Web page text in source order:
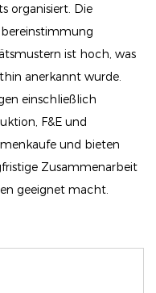
ölabsorbierenden
nicht nur
verbessert auch
aufhellende
den Hautton in nur
20
vor
sowie Infrarot-
organisiert. Die
ist hoch, was
anerkannt wurde.
einschließlich
F&E und
und bieten
Zusammenarbeit
geeignet macht.